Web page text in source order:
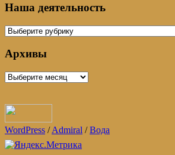
Наша деятельность
Наша
Архивы
Архивы
WordPress /Admiral /Вода